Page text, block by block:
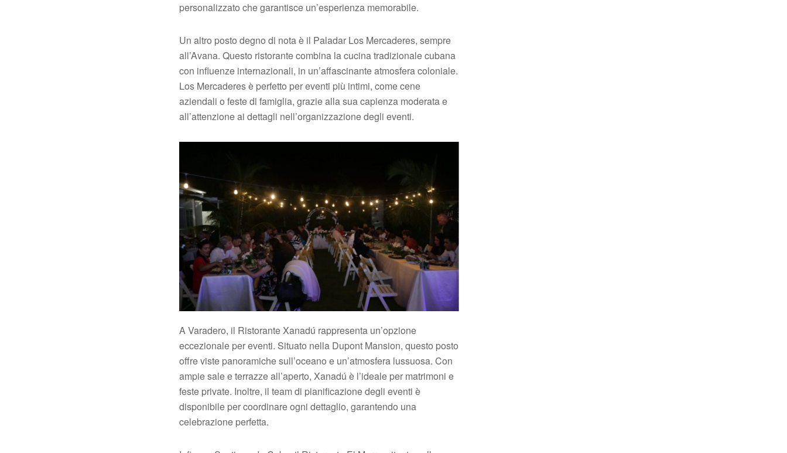
personalizzato che garantisce un’esperienza memorabile.
Un altro posto degno di nota è il Paladar Los Mercaderes, sempre
all’Avana. Questo ristorante combina la cucina tradizionale cubana
con influenze internazionali, in un’affascinante atmosfera coloniale.
Los Mercaderes è perfetto per eventi più intimi, come cene
aziendali o feste di famiglia, grazie alla sua capienza moderata e
all’attenzione ai dettagli nell’organizzazione degli eventi.
A Varadero, il Ristorante Xanadú rappresenta un’opzione
eccezionale per eventi. Situato nella Dupont Mansion, questo posto
offre viste panoramiche sull’oceano e un’atmosfera lussuosa. Con
ampie sale e terrazze all’aperto, Xanadú è l’ideale per matrimoni e
feste private. Inoltre, il team di pianificazione degli eventi è
disponibile per coordinare ogni dettaglio, garantendo una
celebrazione perfetta.